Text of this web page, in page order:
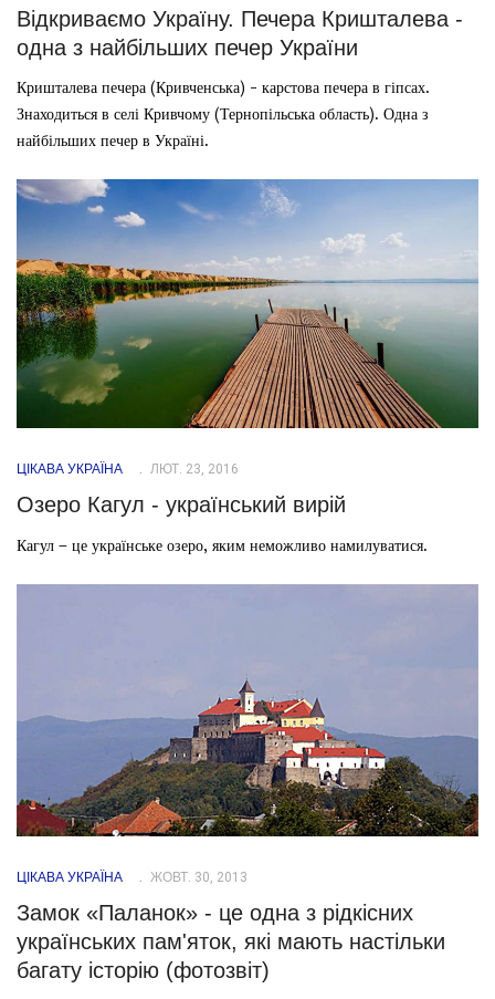
Відкриваємо Україну. Печера Кришталева -
одна з найбільших печер України
Кришталева печера (Кривченська) - карстова печера в гіпсах.
Знаходиться в селі Кривчому (Тернопільська область). Одна з
найбільших печер в Україні.
ЦІКАВА УКРАЇНА ЛЮТ. 23, 2016
Озеро Кагул - український вирій
Кагул – це українське озеро, яким неможливо намилуватися.
ЦІКАВА УКРАЇНА ЖОВТ. 30, 2013
Замок «Паланок» - це одна з рідкісних
українських пам'яток, які мають настільки
багату історію (фотозвіт)